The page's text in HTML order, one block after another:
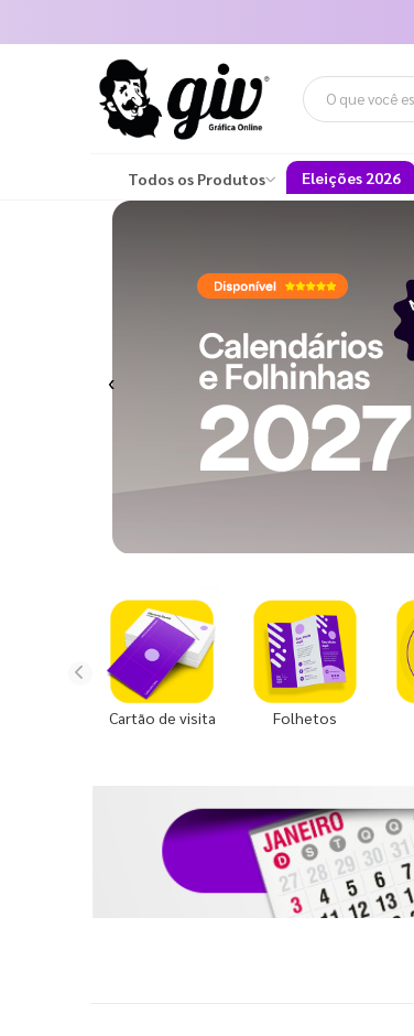
Todos os Produtos Eleições 2026
Previous
Cartão de visita Folhetos